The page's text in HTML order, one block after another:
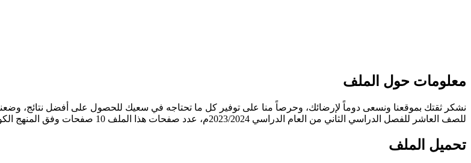
معلومات حول الملف
نشكر ثقتك بموقعنا ونسعى دوماً لإرضائك، وحرصاً منا على توفير كل ما تحتاجه في سعيك للحصول على أفضل نتائج،
للصف العاشر للفصل الدراسي الثاني من العام الدراسي 2023/2024م، عدد صفحات هذا الملف 10 صفحات وفق المنهج الكويتي... مع تمنياتنا لكم بالنجاح والتفوق الدائم.
تحميل الملف